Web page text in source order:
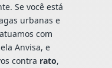
Se você está
urbanas e
com
Anvisa, e
contra rato,